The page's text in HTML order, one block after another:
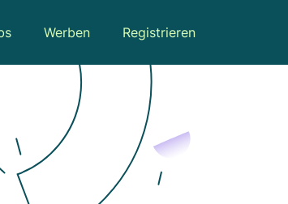
Werben Registrieren